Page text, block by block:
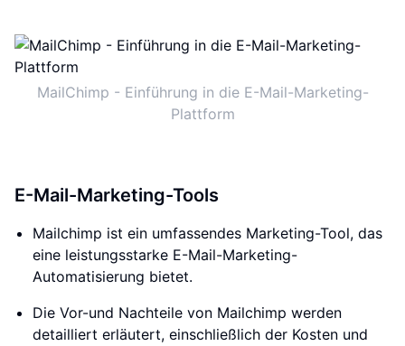
MailChimp - Einführung in die E-Mail-Marketing-
Plattform
E-Mail-Marketing-Tools
Mailchimp ist ein umfassendes Marketing-Tool, das
eine leistungsstarke E-Mail-Marketing-
Automatisierung bietet.
Die Vor-und Nachteile von Mailchimp werden
detailliert erläutert, einschließlich der Kosten und